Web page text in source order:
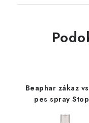
Beaphar zákaz
pes spray